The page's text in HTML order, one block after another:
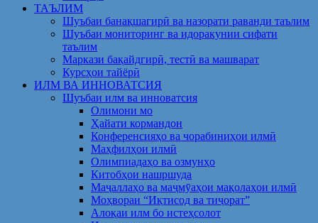
ТАЪЛИМ
Шуъбаи банақшагирӣ ва назорати раванди таълим
Шуъбаи мониторинг ва идоракунии сифати
таълим
Маркази бақайдгирӣ, тестӣ ва машварат
Курсҳои тайёрӣ
ИЛМ ВА ИННОВАТСИЯ
Шуъбаи илм ва инноватсия
Олимони мо
Ҳайати кормандон
Конференсияҳо ва чорабиниҳои илмӣ
Маҳфилҳои илмӣ
Олимпиадаҳо ва озмунҳо
Китобҳои нашршуда
Маҷаллаҳо ва маҷмӯаҳои мақолаҳои илмӣ
Моҳвораи “Иқтисод ва тиҷорат”
Алоқаи илм бо истеҳсолот